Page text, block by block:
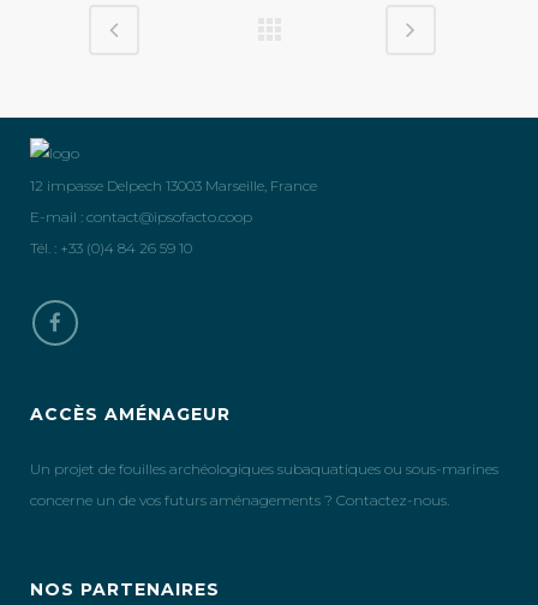
12 impasse Delpech 13003 Marseille, France
E-mail : contact@ipsofacto.coop
Tél. : +33 (0)4 84 26 59 10
ACCÈS AMÉNAGEUR
Un projet de fouilles archéologiques subaquatiques ou sous-marines
concerne un de vos futurs aménagements ? Contactez-nous.
NOS PARTENAIRES